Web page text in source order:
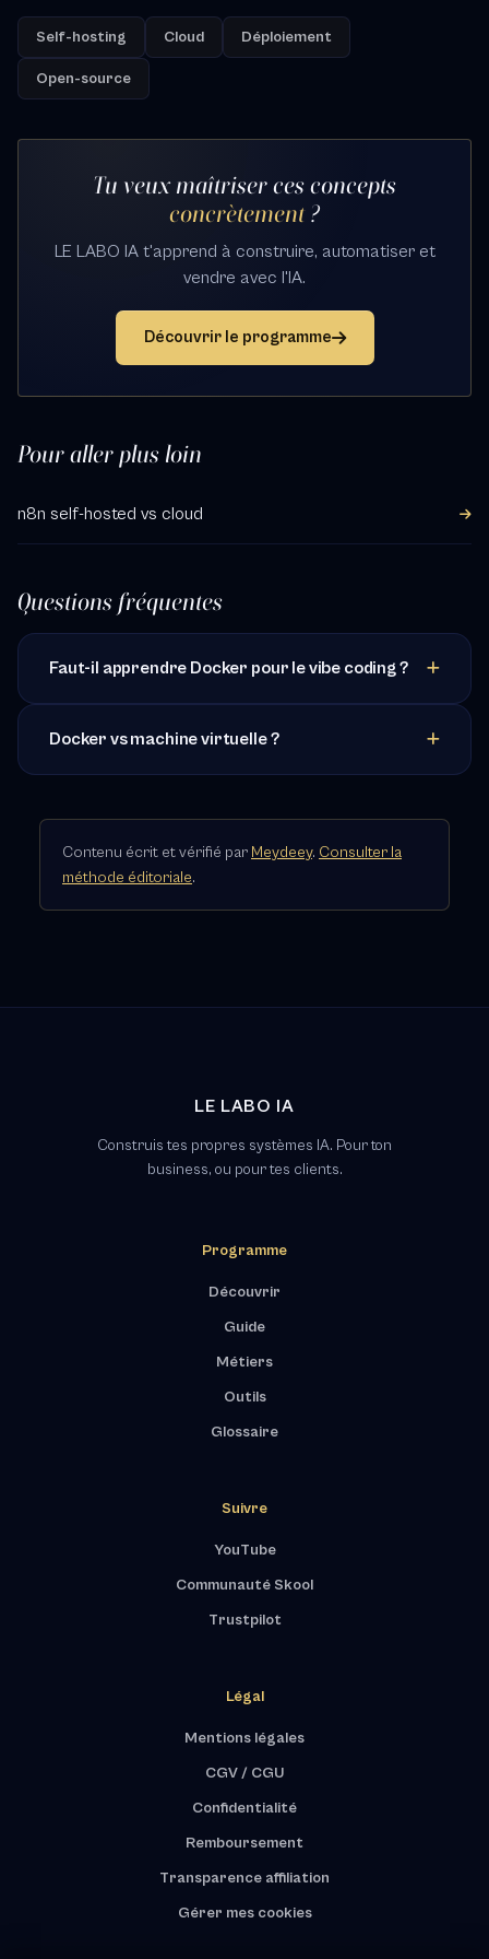
Self-hosting Cloud Déploiement
Open-source
Tu veux maîtriser ces concepts
concrètement?
LE LABO IA t'apprend à construire, automatiser et
vendre avec l'IA.
Découvrir le programme
Pour aller plus loin
n8n self-hosted vs cloud
Questions fréquentes
Faut-il apprendre Docker pour le vibe coding ?
Docker vs machine virtuelle ?
Contenu écrit et vérifié par Meydeey. Consulter la
méthode éditoriale.
LE LABO IA
Construis tes propres systèmes IA. Pour ton
business, ou pour tes clients.
Programme
Découvrir
Guide
Métiers
Outils
Glossaire
Suivre
YouTube
Communauté Skool
Trustpilot
Légal
Mentions légales
CGV / CGU
Confidentialité
Remboursement
Transparence affiliation
Gérer mes cookies